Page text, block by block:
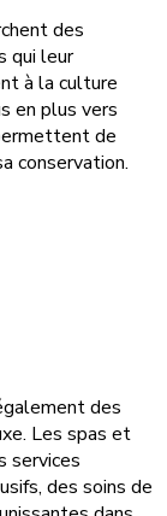
des
qui leur
à la culture
en plus vers
de
conservation.
des
Les spas et
services
des soins de